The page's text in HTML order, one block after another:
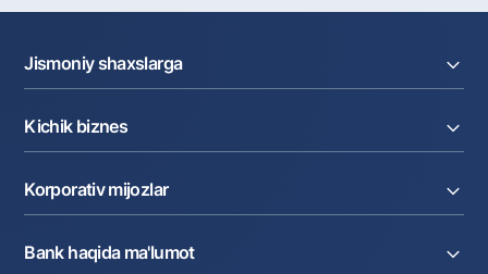
Jismoniy shaxslarga
Omonatlar
Kartalar
Pul oʻtkazmalari
Valyutalar kursi
Tariflar
Aksiyalar
Milliy mobil ilovasi
Kichik biznes
Kreditlar
Ekvayring
Depozitlar
Kartalar
Korporativ mijozlar
Faktoring
Bank haqida ma'lumot